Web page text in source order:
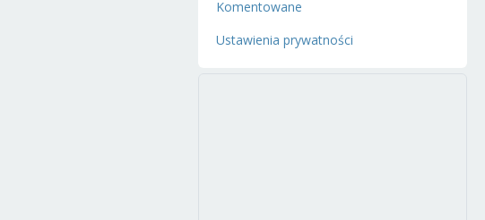
Komentowane
Ustawienia prywatności